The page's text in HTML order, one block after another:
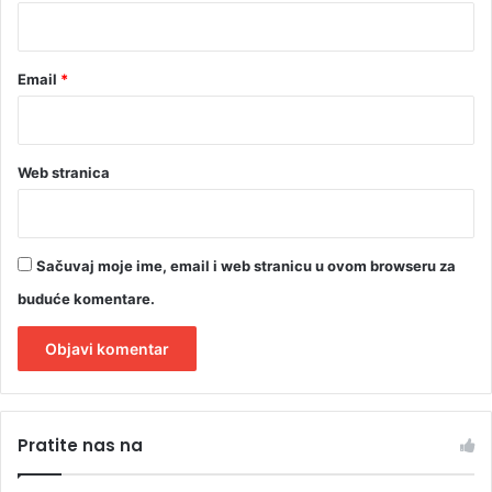
(
D
E
Email *
Web stranica
Sačuvaj moje ime, email i web stranicu u ovom browseru za
buduće komentare.
tPratite nas na